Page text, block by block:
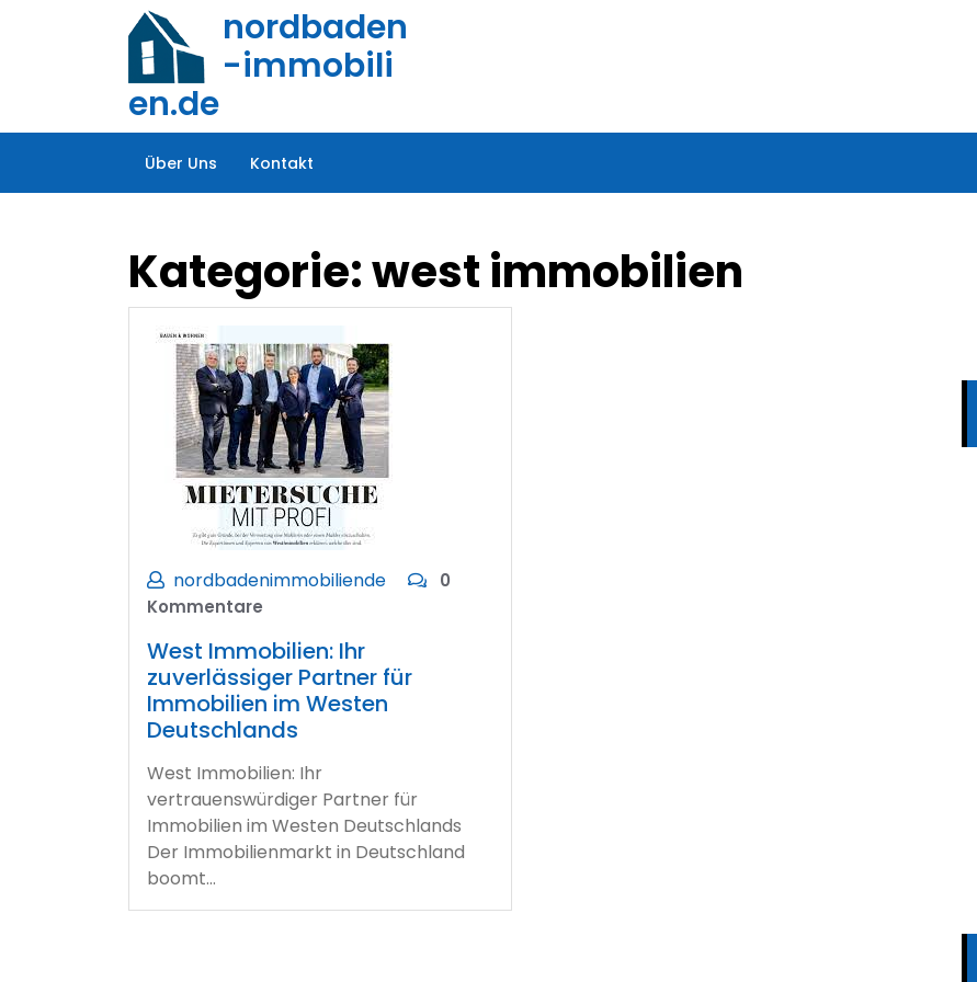
nordbaden
-immobili
en.de
Über Uns Kontakt
Kategorie:west immobilien
nordbadenimmobiliende
0
Kommentare
West Immobilien: Ihr
zuverlässiger Partner für
Immobilien im Westen
Deutschlands
West Immobilien: Ihr
vertrauenswürdiger Partner für
Immobilien im Westen Deutschlands
Der Immobilienmarkt in Deutschland
boomt…